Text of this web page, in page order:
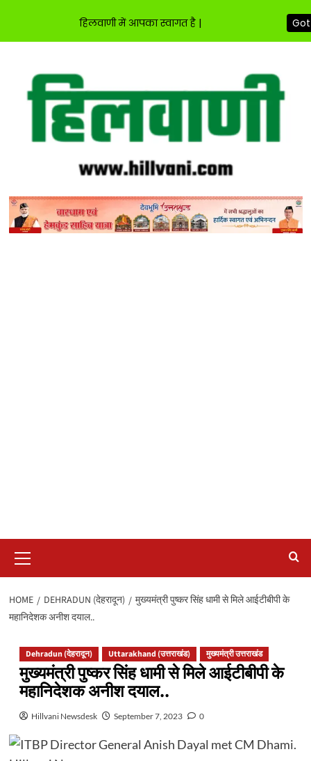
content
Menu
HOME DEHRADUN (देहरादून)
मुख्यमंत्री पुष्कर सिंह धामी से मिले आईटीबीपी के
महानिदेशक अनीश दयाल..
Dehradun (देहरादून) Uttarakhand (उत्तराखंड) मुख्यमंत्री उत्तराखंड
मुख्यमंत्री पुष्कर सिंह धामी से मिले आईटीबीपी के
महानिदेशक अनीश दयाल..
Hillvani Newsdesk September 7, 2023 0
हिलवाणी में आपका स्वागत है |